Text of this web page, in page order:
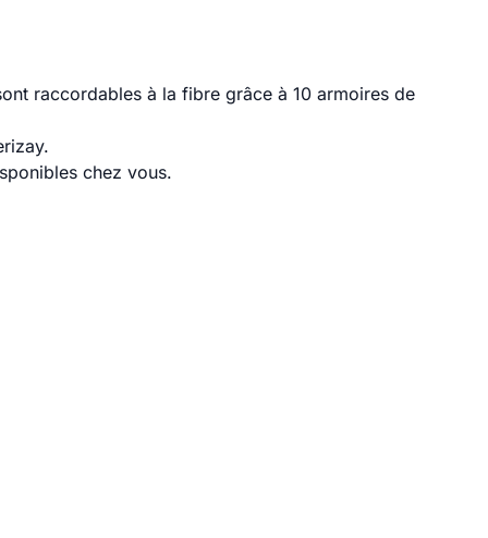
raccordables à la fibre grâce à 10 armoires de
chez vous.